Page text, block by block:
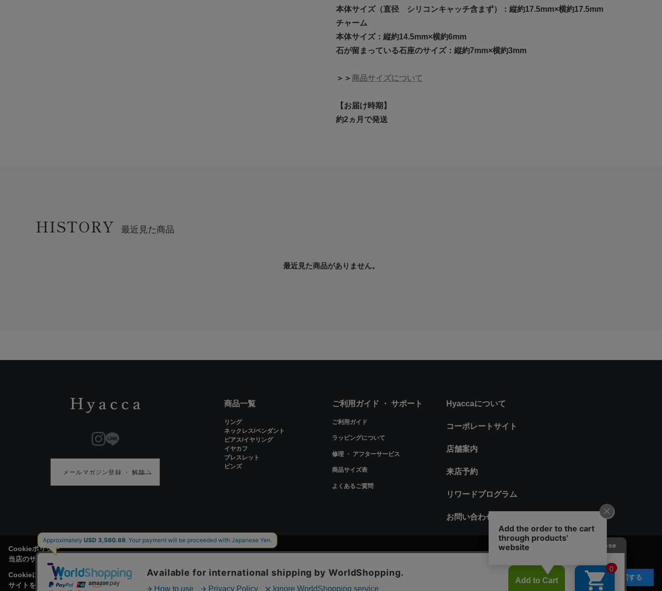
本体サイズ（直径 シリコンキャッチ含まず）：縦約17.5mm×横約17.5mm
チャーム
本体サイズ：縦約14.5mm×横約6mm
石が留まっている石座のサイズ：縦約7mm×横約3mm
＞＞商品サイズについて
【お届け時期】
約2ヵ月で発送
HISTORY
最近見た商品がありません。
メールマガジン登録 ・ 解除
商品一覧
リング
ネックレス/ペンダント
ピアス/イヤリング
イヤカフ
ブレスレット
ピンズ
ご利用ガイド ・ サポート
ご利用ガイド
ラッピングについて
修理 ・ アフターサービス
商品サイズ表
よくあるご質問
Hyaccaについて
コーポレートサイト
店舗案内
来店予約
リワードプログラム
お問い合わせ
会社概要 プライバシーポリシー 利用規約 特定商取引法に基づく表記
Cookieポリシー
当店のサイトには、お客様がより便利にご利用頂けるように、Cookieを使用しているページがございます。
Cookieについて
サイトを利用する際のお客様情報をPC上で記録管理する技術のことをCookieといいます。
承諾する